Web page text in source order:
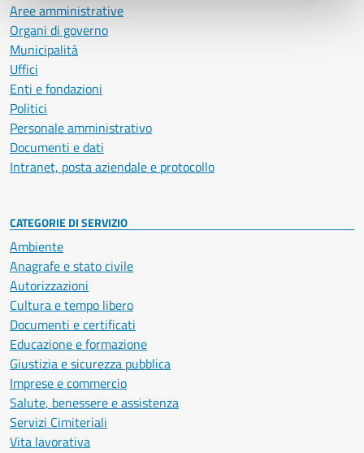
Aree amministrative
Organi di governo
Municipalità
Uffici
Enti e fondazioni
Politici
Personale amministrativo
Documenti e dati
Intranet, posta aziendale e protocollo
CATEGORIE DI SERVIZIO
Ambiente
Anagrafe e stato civile
Autorizzazioni
Cultura e tempo libero
Documenti e certificati
Educazione e formazione
Giustizia e sicurezza pubblica
Imprese e commercio
Salute, benessere e assistenza
Servizi Cimiteriali
Vita lavorativa